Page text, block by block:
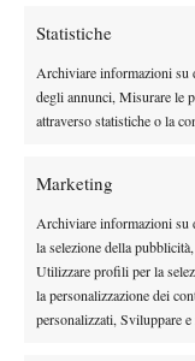
Statistiche
Archiviare informazioni su
degli annunci, Misurare le
attraverso statistiche o la
Marketing
Archiviare informazioni su
la selezione della
Utilizzare profili per la
la personalizzazione dei
personalizzati, Sviluppare
dal tabellone
testa a testa tutto
numero 6 del
133 del ranking
derby. Lo
(521 Wta) e Alberta
abituale a Cuneo
reduce dal primo
qualificazioni e perso